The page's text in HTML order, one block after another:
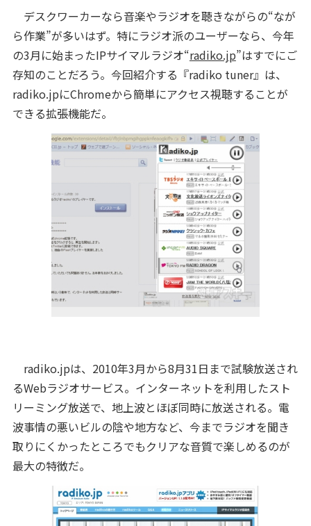
デスクワーカーなら音楽やラジオを聴きながらの“なが
ら作業”が多いはず。特にラジオ派のユーザーなら、今年
の3月に始まったIPサイマルラジオ“radiko.jp”はすでにご
存知のことだろう。今回紹介する『radiko tuner』は、
radiko.jpにChromeから簡単にアクセス視聴することが
できる拡張機能だ。
radiko.jpは、2010年3月から8月31日まで試験放送され
るWebラジオサービス。インターネットを利用したスト
リーミング放送で、地上波とほぼ同時に放送される。電
波事情の悪いビルの陰や地方など、今までラジオを聞き
取りにくかったところでもクリアな音質で楽しめるのが
最大の特徴だ。